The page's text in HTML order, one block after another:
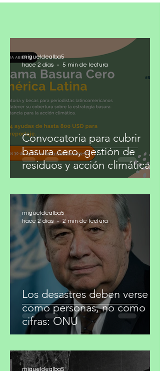
Convocatoria para cubrir
basura cero, gestión de
residuos y acción climática
migueldealba5
hace 2 días
5 min de lectura
Los desastres deben verse
como personas, no como
cifras: ONU
migueldealba5
hace 2 días
2 min de lectura